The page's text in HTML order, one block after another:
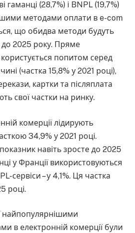
гаманці (28,7%) і BNPL (19,7%)
методами оплати в e-com
що обидва методи будуть
до 2025 року. Пряме
попитом серед
(частка 15,8% у 2021 році),
картки та післяплата
свої частки на ринку.
комерції лідирують
34,9% у 2021 році.
навіть зросте до 2025
у Франції використовуються
сервіси – у 4,1%. Ця частка
році.
найпопулярнішими
в електронній комерції були